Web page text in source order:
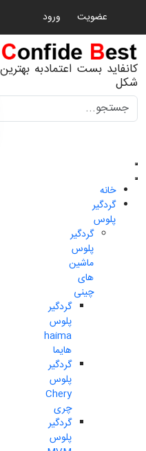
عضویت ورود
کانفاید بست اعتمادبه بهترین
شکل
جستجو
خانه
گردگیر
پلوس
گردگیر
پلوس
ماشین
های
چینی
گردگیر
پلوس
haima
هایما
گردگیر
پلوس
Chery
چری
گردگیر
پلوس